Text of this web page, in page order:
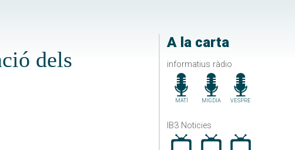
A la carta
informatius ràdio
MATÍ MIGDIA VESPRE
IB3 Noticies
dels